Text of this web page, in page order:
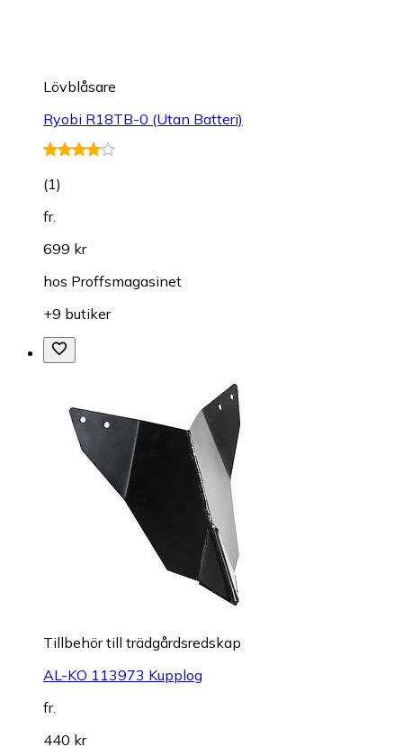
Lövblåsare
Ryobi R18TB-0 (Utan Batteri)
(1)
fr.
699 kr
hos Proffsmagasinet
+9 butiker
Tillbehör till trädgårdsredskap
AL-KO 113973 Kupplog
fr.
440 kr